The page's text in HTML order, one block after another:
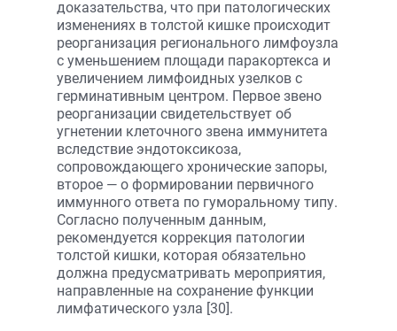
доказательства, что при патологических
изменениях в толстой кишке происходит
реорганизация регионального лимфоузла
с уменьшением площади паракортекса и
увеличением лимфоидных узелков с
герминативным центром. Первое звено
реорганизации свидетельствует об
угнетении клеточного звена иммунитета
вследствие эндотоксикоза,
сопровождающего хронические запоры,
второе — о формировании первичного
иммунного ответа по гуморальному типу.
Согласно полученным данным,
рекомендуется коррекция патологии
толстой кишки, которая обязательно
должна предусматривать мероприятия,
направленные на сохранение функции
лимфатического узла [30].